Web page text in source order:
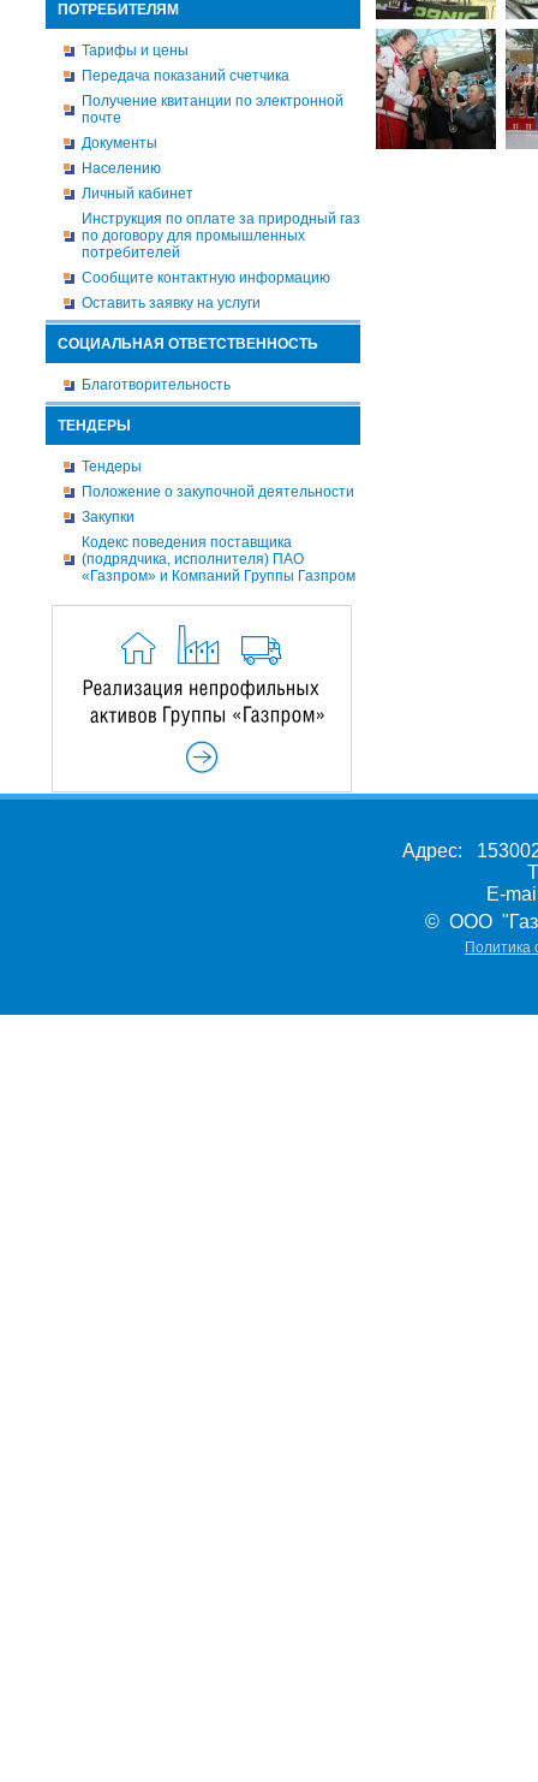
ПОТРЕБИТЕЛЯМ
Тарифы и цены
Передача показаний счетчика
Получение квитанции по электронной
почте
Документы
Населению
Личный кабинет
Инструкция по оплате за природный газ
по договору для промышленных
потребителей
Сообщите контактную информацию
Оставить заявку на услуги
СОЦИАЛЬНАЯ ОТВЕТСТВЕННОСТЬ
Благотворительность
ТЕНДЕРЫ
Тендеры
Положение о закупочной деятельности
Закупки
Кодекс поведения поставщика
(подрядчика, исполнителя) ПАО
«Газпром» и Компаний Группы Газпром
Адрес:
E-
© ООО
Политика